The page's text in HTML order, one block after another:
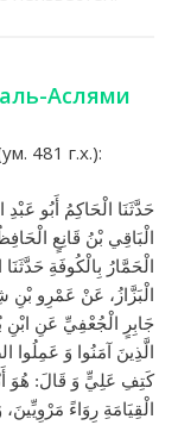
Аслями
481 г.х.):
حَدَّثَنَا الْحَاكِمُ أَبُو عَبْدِ
الْبَاقِي بْنُ قَانِعٍ
الْحَمَّارُ بِالْكُوفَةِ
الْبَزَّازُ، عَنْ عَمْرِو
جَابِرٍ الْجُعْفِيِّ عَنِ ابْنِ
الَّذِينَ آمَنُوا وَ
كَتِفِ عَلِيٍّ وَ قَالَ: هُوَ
الْقِيَامَةِ رِوَاءً